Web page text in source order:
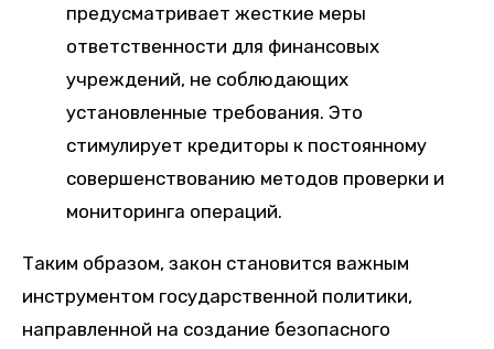
предусматривает жесткие меры
ответственности для финансовых
учреждений, не соблюдающих
установленные требования. Это
стимулирует кредиторы к постоянному
совершенствованию методов проверки и
мониторинга операций.
Таким образом, закон становится важным
инструментом государственной политики,
направленной на создание безопасного